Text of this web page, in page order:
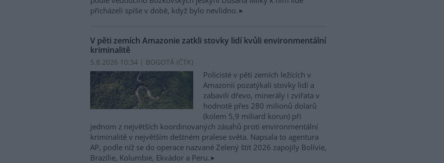
přicházeli spíše v době, když bylo nevlídno.
V pěti zemích Amazonie zatkli stovky lidí kvůli environmentální
kriminalitě
5.8.2026 10:34 | BOGOTÁ (ČTK)
Policisté v pěti zemích ležících v
Amazonii pozatýkali stovky lidí a
zabavili dřevo, minerály i zvířata v
hodnotě přes 280 milionů dolarů
(kolem 5,9 miliard korun) při
jednom z největších koordinovaných zásahů proti environmentální
kriminalitě v největším deštném pralese světa. Napsala to agentura
AP, podle níž se do operace nazvané Zelený štít 2026 zapojily Bolívie,
Brazílie, Kolumbie, Ekvádor a Peru.